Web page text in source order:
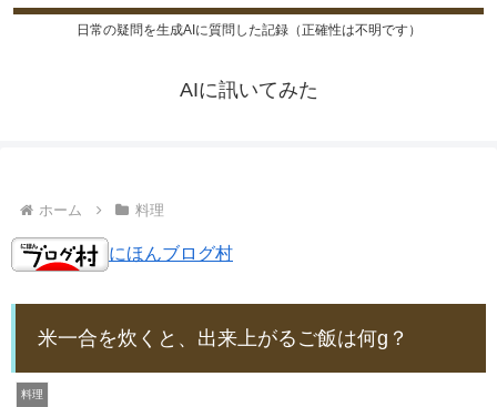
日常の疑問を生成AIに質問した記録（正確性は不明です）
AIに訊いてみた
ホーム 料理
にほんブログ村
米一合を炊くと、出来上がるご飯は何g？
料理